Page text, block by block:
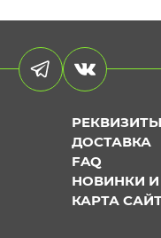
РЕКВИЗИТЫ
ДОСТАВКА
FAQ
НОВИНКИ
КАРТА